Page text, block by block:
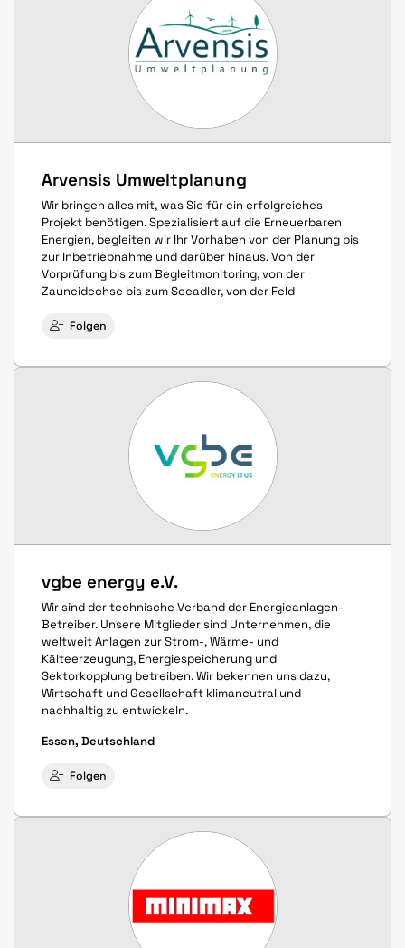
Arvensis Umweltplanung
Wir bringen alles mit, was Sie für ein erfolgreiches
Projekt benötigen. Spezialisiert auf die Erneuerbaren
Energien, begleiten wir Ihr Vorhaben von der Planung bis
zur Inbetriebnahme und darüber hinaus. Von der
Vorprüfung bis zum Begleitmonitoring, von der
Zauneidechse bis zum Seeadler, von der Feld
Folgen
vgbe energy e.V.
Wir sind der technische Verband der Energieanlagen-
Betreiber. Unsere Mitglieder sind Unternehmen, die
weltweit Anlagen zur Strom-, Wärme- und
Kälteerzeugung, Energiespeicherung und
Sektorkopplung betreiben. Wir bekennen uns dazu,
Wirtschaft und Gesellschaft klimaneutral und
nachhaltig zu entwickeln.
Essen, Deutschland
Folgen